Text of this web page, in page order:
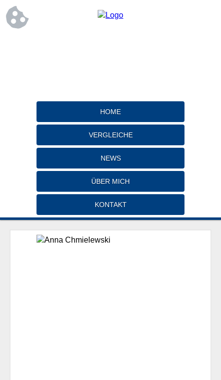
HOME
VERGLEICHE
NEWS
ÜBER MICH
KONTAKT